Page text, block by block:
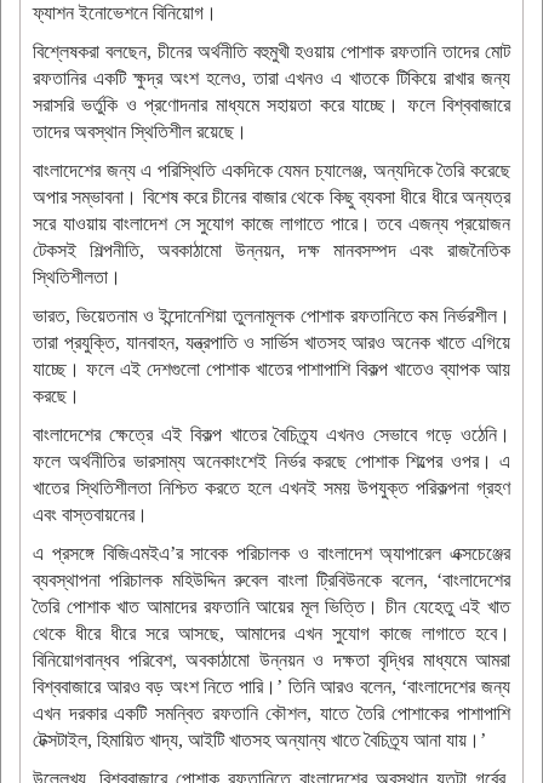
ফ্যাশন ইনোভেশনে বিনিয়োগ।
বিশ্লেষকরা বলছেন, চীনের অর্থনীতি বহুমুখী হওয়ায় পোশাক রফতানি তাদের মোট
রফতানির একটি ক্ষুদ্র অংশ হলেও, তারা এখনও এ খাতকে টিকিয়ে রাখার জন্য
সরাসরি ভর্তুকি ও প্রণোদনার মাধ্যমে সহায়তা করে যাচ্ছে। ফলে বিশ্ববাজারে
তাদের অবস্থান স্থিতিশীল রয়েছে।
বাংলাদেশের জন্য এ পরিস্থিতি একদিকে যেমন চ্যালেঞ্জ, অন্যদিকে তৈরি করেছে
অপার সম্ভাবনা। বিশেষ করে চীনের বাজার থেকে কিছু ব্যবসা ধীরে ধীরে অন্যত্র
সরে যাওয়ায় বাংলাদেশ সে সুযোগ কাজে লাগাতে পারে। তবে এজন্য প্রয়োজন
টেকসই শিল্পনীতি, অবকাঠামো উন্নয়ন, দক্ষ মানবসম্পদ এবং রাজনৈতিক
স্থিতিশীলতা।
ভারত, ভিয়েতনাম ও ইন্দোনেশিয়া তুলনামূলক পোশাক রফতানিতে কম নির্ভরশীল।
তারা প্রযুক্তি, যানবাহন, যন্ত্রপাতি ও সার্ভিস খাতসহ আরও অনেক খাতে এগিয়ে
যাচ্ছে। ফলে এই দেশগুলো পোশাক খাতের পাশাপাশি বিকল্প খাতেও ব্যাপক আয়
করছে।
বাংলাদেশের ক্ষেত্রে এই বিকল্প খাতের বৈচিত্র্য এখনও সেভাবে গড়ে ওঠেনি।
ফলে অর্থনীতির ভারসাম্য অনেকাংশেই নির্ভর করছে পোশাক শিল্পের ওপর। এ
খাতের স্থিতিশীলতা নিশ্চিত করতে হলে এখনই সময় উপযুক্ত পরিকল্পনা গ্রহণ
এবং বাস্তবায়নের।
এ প্রসঙ্গে বিজিএমইএ’র সাবেক পরিচালক ও বাংলাদেশ অ্যাপারেল এক্সচেঞ্জের
ব্যবস্থাপনা পরিচালক মহিউদ্দিন রুবেল বাংলা ট্রিবিউনকে বলেন, ‘বাংলাদেশের
তৈরি পোশাক খাত আমাদের রফতানি আয়ের মূল ভিত্তি। চীন যেহেতু এই খাত
থেকে ধীরে ধীরে সরে আসছে, আমাদের এখন সুযোগ কাজে লাগাতে হবে।
বিনিয়োগবান্ধব পরিবেশ, অবকাঠামো উন্নয়ন ও দক্ষতা বৃদ্ধির মাধ্যমে আমরা
বিশ্ববাজারে আরও বড় অংশ নিতে পারি।’ তিনি আরও বলেন, ‘বাংলাদেশের জন্য
এখন দরকার একটি সমন্বিত রফতানি কৌশল, যাতে তৈরি পোশাকের পাশাপাশি
টেক্সটাইল, হিমায়িত খাদ্য, আইটি খাতসহ অন্যান্য খাতে বৈচিত্র্য আনা যায়।’
উল্লেখ্য, বিশ্ববাজারে পোশাক রফতানিতে বাংলাদেশের অবস্থান যতটা গর্বের,